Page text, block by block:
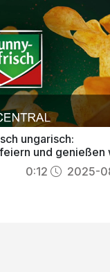
ungarisch:
und genießen
0:12 2025-